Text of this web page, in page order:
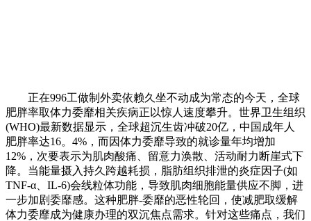
正在996工做制外卖依赖久坐不动成为常态的今天，全球
肥胖率取体力委靡相关疾病正以惊人速度攀升。世界卫生组织
(WHO)最新数据显示，全球超沉生齿冲破20亿，中国成年人
肥胖率达16。4%，而因体力委靡导致的就诊量年均增加
12%，次要表示为肌肉酸痛、留意力涣散、活动耐力断崖式下
降。当能量摄入持久跨越耗损，脂肪组织排泄的炎症因子(如
TNF-α、IL-6)会线粒体功能，导致肌肉细胞能量供应不脚，进
一步加剧委靡感。这种肥胖-委靡的恶性轮回，使减肥取缓解
体力委靡成为健康办理的双沉焦点需求。针对这些痛点，我们